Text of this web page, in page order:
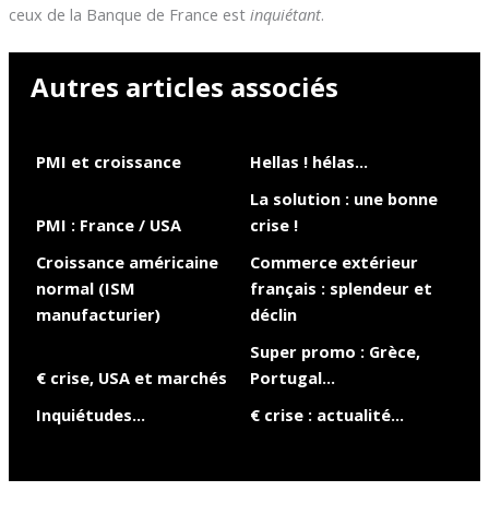
ceux de la Banque de France est inquiétant.
Autres articles associés
PMI et croissance Hellas ! hélas…
PMI : France / USA
La solution : une bonne
crise !
Croissance américaine
normal (ISM
manufacturier)
Commerce extérieur
français : splendeur et
déclin
€ crise, USA et marchés
Super promo : Grèce,
Portugal…
Inquiétudes…
€ crise : actualité…